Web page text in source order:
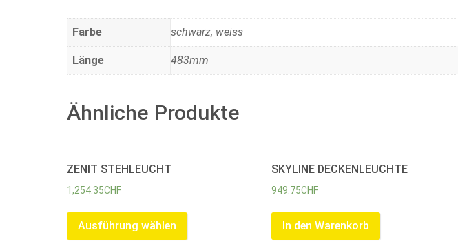
Farbe schwarz, weiss
Länge 483mm
Ähnliche Produkte
ZENIT STEHLEUCHT
1,254.35CHF
Ausführung wählen
SKYLINE DECKENLEUCHTE
949.75CHF
In den Warenkorb